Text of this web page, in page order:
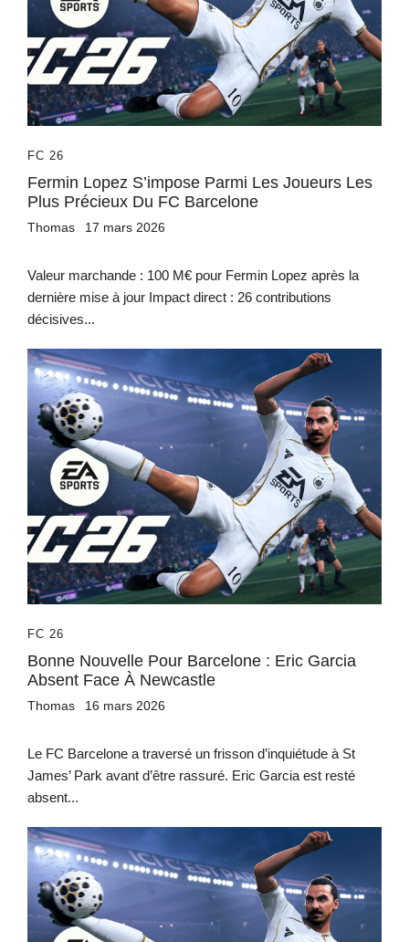
FC 26
Fermin Lopez S’impose Parmi Les Joueurs Les
Plus Précieux Du FC Barcelone
Thomas 17 mars 2026
Valeur marchande : 100 M€ pour Fermin Lopez après la
dernière mise à jour Impact direct : 26 contributions
décisives...
FC 26
Bonne Nouvelle Pour Barcelone : Eric Garcia
Absent Face À Newcastle
Thomas 16 mars 2026
Le FC Barcelone a traversé un frisson d’inquiétude à St
James’ Park avant d’être rassuré. Eric Garcia est resté
absent...